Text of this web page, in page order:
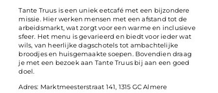
Tante Truus is een uniek eetcafé met een bijzondere
missie. Hier werken mensen met een afstand tot de
arbeidsmarkt, wat zorgt voor een warme en inclusieve
sfeer. Het menu is gevarieerd en biedt voor ieder wat
wils, van heerlijke dagschotels tot ambachtelijke
broodjes en huisgemaakte soepen. Bovendien draag
je met een bezoek aan Tante Truus bij aan een goed
doel.
Adres: Marktmeesterstraat 141, 1315 GC Almere